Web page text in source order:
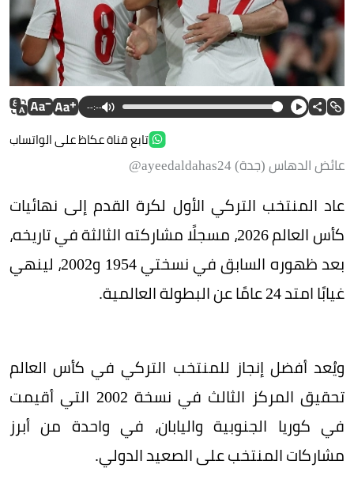
--:--
تابع قناة عكاظ على الواتساب
عائض الدهاس (جدة) ayeedaldahas24@
عاد المنتخب التركي الأول لكرة القدم إلى نهائيات
كأس العالم 2026، مسجلًا مشاركته الثالثة في تاريخه،
بعد ظهوره السابق في نسختي 1954 و2002، لينهي
غيابًا امتد 24 عامًا عن البطولة العالمية.
ويُعد أفضل إنجاز للمنتخب التركي في كأس العالم
تحقيق المركز الثالث في نسخة 2002 التي أقيمت
في كوريا الجنوبية واليابان، في واحدة من أبرز
مشاركات المنتخب على الصعيد الدولي.